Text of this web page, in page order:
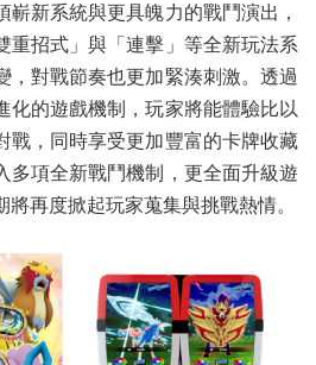
嶄新系統與更具魄力的戰鬥演出，
重招式」與「連擊」等全新玩法系
，對戰節奏也更加緊湊刺激。透過
化的遊戲機制，玩家將能體驗比以
戰，同時享受更加豐富的卡牌收藏
多項全新戰鬥機制，更全面升級遊
再度掀起玩家蒐集與挑戰熱情。